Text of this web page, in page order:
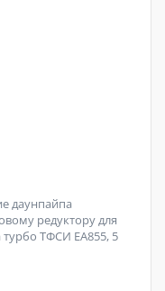
даунпайпа
редуктору для
турбо ТФСИ ЕА855, 5